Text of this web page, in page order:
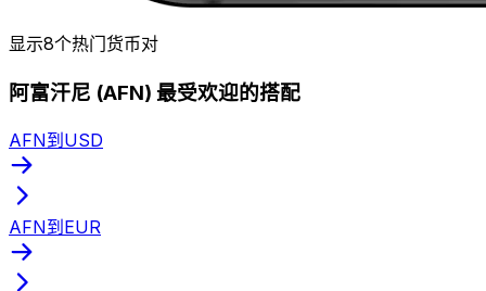
显示8个热门货币对
阿富汗尼 (AFN) 最受欢迎的搭配
AFN到USD
AFN到EUR